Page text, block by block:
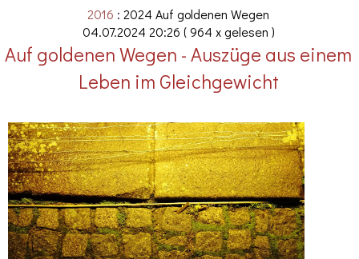
2016 : 2024 Auf goldenen Wegen
04.07.2024 20:26 ( 964 x gelesen )
Auf goldenen Wegen - Auszüge aus einem
Leben im Gleichgewicht